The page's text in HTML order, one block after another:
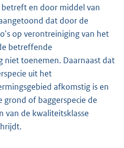
en door middel van
dat door de
op verontreiniging van het
betreffende
niet toenemen. Daarnaast dat
uit het
afkomstig is en
grond of baggerspecie de
van de kwaliteitsklasse